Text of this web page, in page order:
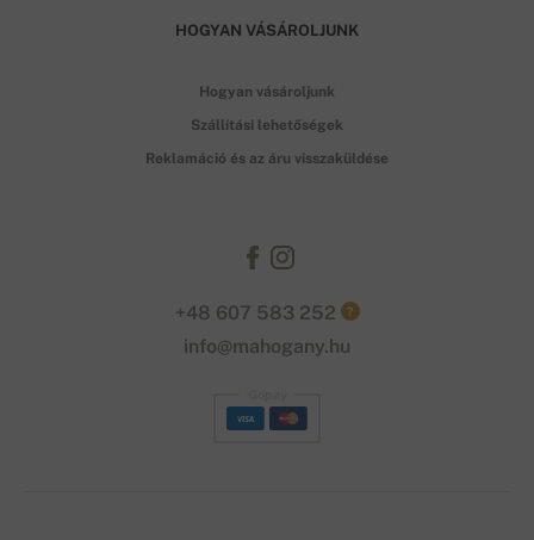
HOGYAN VÁSÁROLJUNK
Hogyan vásároljunk
Szállítási lehetőségek
Reklamáció és az áru visszaküldése
+48 607 583 252 ?
info@mahogany.hu